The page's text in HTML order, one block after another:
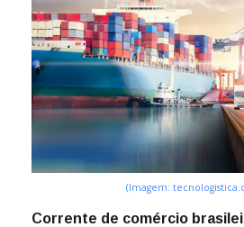
(Imagem:
Corrente de comércio